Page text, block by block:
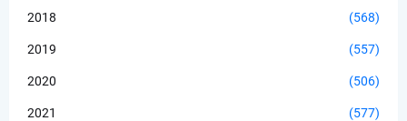
2018 (568)
2019 (557)
2020 (506)
2021 (577)